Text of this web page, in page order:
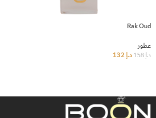
Rak Oud
عطور
د.إ158 د.إ